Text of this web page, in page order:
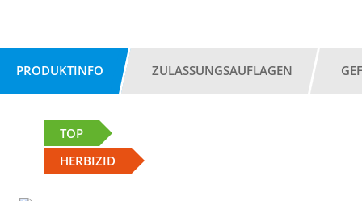
PRODUKTINFO ZULASSUNGSAUFLAGEN
TOP
HERBIZID